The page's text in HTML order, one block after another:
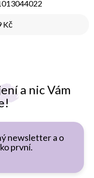
a nic Vám
newsletter a o
první.
Kč